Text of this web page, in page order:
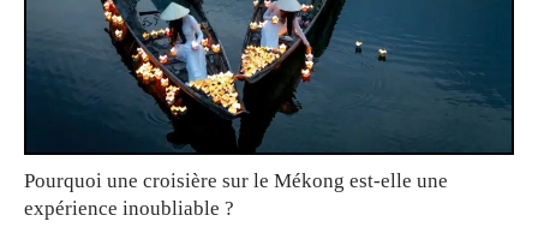
Pourquoi une croisière sur le Mékong est-elle une
expérience inoubliable ?